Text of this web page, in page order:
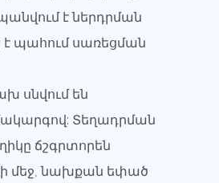
է ներդրման
է պահում սառեցման
սնվում են
Տեղադրման
ճշգրտորեն
մեջ, նախքան եփած